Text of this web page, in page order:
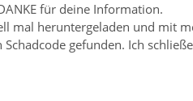
für deine Information.
mal heruntergeladen und mit
gefunden. Ich